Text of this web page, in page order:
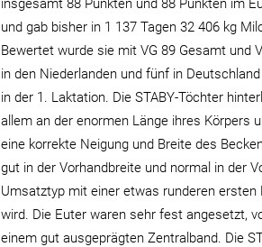
insgesamt 88 Punkten und 88 Punkten im
und gab bisher in 1 137 Tagen 32 406 kg
Bewertet wurde sie mit VG 89 Gesamt und
in den Niederlanden und fünf in
in der 1. Laktation. Die STABY-Töchter
allem an der enormen Länge ihres Körpers
eine korrekte Neigung und Breite des
gut in der Vorhandbreite und normal in der
Umsatztyp mit einer etwas runderen
wird. Die Euter waren sehr fest angesetzt,
einem gut ausgeprägten Zentralband. Die